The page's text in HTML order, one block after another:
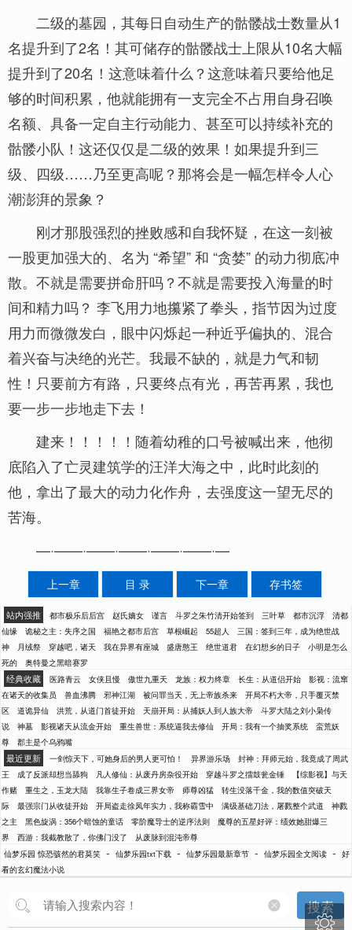
二级的墓园，其每日自动生产的骷髅战士数量从1
名提升到了2名！其可储存的骷髅战士上限从10名大幅
提升到了20名！这意味着什么？这意味着只要给他足
够的时间积累，他就能拥有一支完全不占用自身召唤
名额、具备一定自主行动能力、甚至可以持续补充的
骷髅小队！这还仅仅是二级的效果！如果提升到三
级、四级……乃至更高呢？那将会是一幅怎样令人心
潮澎湃的景象？
刚才那股强烈的挫败感和自我怀疑，在这一刻被
一股更加强大的、名为 “希望” 和 “贪婪” 的动力彻底冲
散。不就是需要拼命肝吗？不就是需要投入海量的时
间和精力吗？ 李飞用力地攥紧了拳头，指节因为过度
用力而微微发白，眼中闪烁起一种近乎偏执的、混合
着兴奋与决绝的光芒。我最不缺的，就是力气和韧
性！只要前方有路，只要终点有光，再苦再累，我也
要一步一步地走下去！
建来！！！！！随着幼稚的口号被喊出来，他彻
底陷入了亡灵建筑学的汪洋大海之中，此时此刻的
他，拿出了最大的动力化作舟，去强度这一望无尽的
苦海。
—·——·——·——·——·——·—
上一章 目 录 下一章 存书签
站内强推 都市极乐后后宫 赵氏嫡女 谨言 斗罗之朱竹清开始签到 三叶草 都市沉浮
清都
仙缘
诡秘之主：失序之国 福艳之都市后宫 草根崛起 55超人
三国：签到三年，成为绝世战
神
月绒祭 穿越吧，诸天 我在异界有座城 盛唐憨王 绝世道君 在幻想乡的日子
小明是怎么
死的
奥特曼之黑暗赛罗
经典收藏 医路青云 女侠且慢 傲世九重天 龙族：权力终章 长生：从道侣开始
影视：流窜
在诸天的收集员
兽血沸腾 邪神江湖 被问罪当天，无上帝族杀来
开局不朽大帝，只手覆灭禁
区
道诡异仙 洪荒，从道门首徒开始 天崩开局：从捕妖人到人族大帝
斗罗大陆之刘小枭传
说
神墓 影视诸天从流金开始 重生兽世：系统逼我去修仙 开局：我有一个抽奖系统
蛮荒妖
尊
郡主是个乌鸦嘴
最近更新 一剑惊天下，可她身后的男人更可怕！ 异界游乐场
封神：拜师元始，我竟成了周武
王
成了反派却想当舔狗 凡人修仙：从废丹房杂役开始 穿越斗罗之擂鼓瓮金锤
【综影视】与天
作赌
重生之，玉龙大陆 我靠生子卷成三界女帝 师尊凶猛
转生没落千金，我的数值突破天
际
最强宗门从收徒开始 开局盗走徐凤年实力，我称霸雪中 满级基础刀法，屠戮整个武道
神戮
之主
黑色旋涡：356个暗蚀的童话 零阶魔导士的逆序法则
魔尊的五星好评：绩效她甜爆三
界
西游：我截教散了，你佛门没了
从废脉到混沌帝尊
仙梦乐园 惊恐骇然的君莫笑 - 仙梦乐园txt下载 - 仙梦乐园最新章节 - 仙梦乐园全文阅读 - 好
看的玄幻魔法小说
搜索
